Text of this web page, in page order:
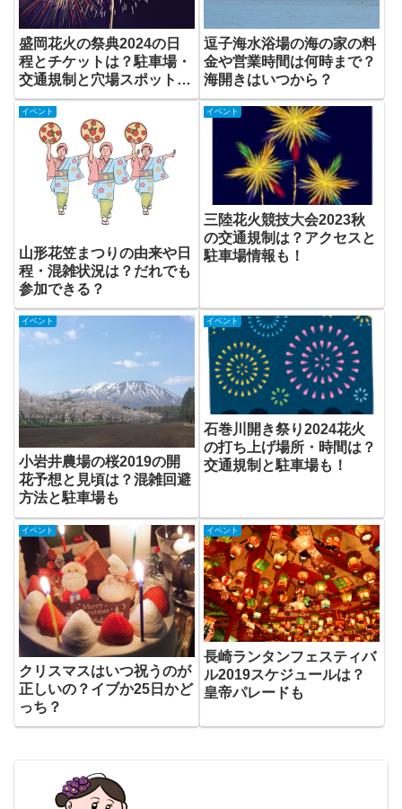
盛岡花火の祭典2024の日
程とチケットは？駐車場・
交通規制と穴場スポット
も！
逗子海水浴場の海の家の料
金や営業時間は何時まで？
海開きはいつから？
イベント
山形花笠まつりの由来や日
程・混雑状況は？だれでも
参加できる？
イベント
三陸花火競技大会2023秋
の交通規制は？アクセスと
駐車場情報も！
イベント
小岩井農場の桜2019の開
花予想と見頃は？混雑回避
方法と駐車場も
イベント
石巻川開き祭り2024花火
の打ち上げ場所・時間は？
交通規制と駐車場も！
イベント
クリスマスはいつ祝うのが
正しいの？イブか25日かど
っち？
イベント
長崎ランタンフェスティバ
ル2019スケジュールは？
皇帝パレードも